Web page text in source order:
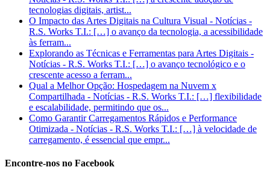
tecnologias digitais, artist...
O Impacto das Artes Digitais na Cultura Visual - Notícias -
R.S. Works T.I.: […] o avanço da tecnologia, a acessibilidade
às ferram...
Explorando as Técnicas e Ferramentas para Artes Digitais -
Notícias - R.S. Works T.I.: […] o avanço tecnológico e o
crescente acesso a ferram...
Qual a Melhor Opção: Hospedagem na Nuvem x
Compartilhada - Notícias - R.S. Works T.I.: […] flexibilidade
e escalabilidade, permitindo que os...
Como Garantir Carregamentos Rápidos e Performance
Otimizada - Notícias - R.S. Works T.I.: […] à velocidade de
carregamento, é essencial que empr...
Encontre-nos no Facebook